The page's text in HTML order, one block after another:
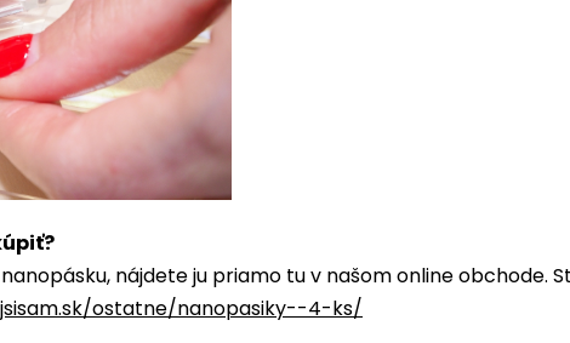
nájdete ju priamo tu v našom online
ostatne/nanopasiky--4-ks/